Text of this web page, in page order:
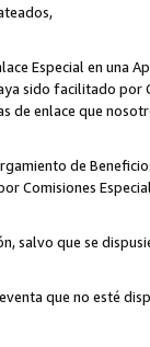
Especial en una
sido facilitado
de enlace que
de
Comisiones
salvo que se
que no esté